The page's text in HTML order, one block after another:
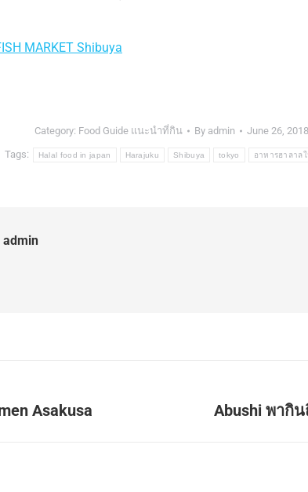
MARKET Shibuya
Category: Food Guide แนะนำที่กิน By admin June 26, 2018
Tags: Halal food in japan Harajuku Shibuya tokyo อาหารฮาลาล
admin
Asakusa
NextAbushi พากิน